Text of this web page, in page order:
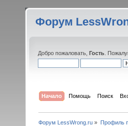
Форум
Добро пожаловать, Гость .
Начало Помощь Поиск
Форум LessWrong.ru » Профиль